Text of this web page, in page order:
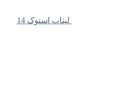
لپتاپ استوک 14